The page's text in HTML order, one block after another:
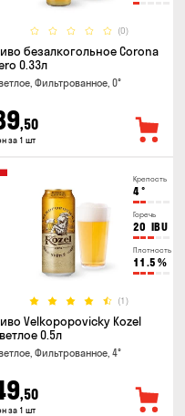
(0)
безалкогольное Corona
0.33л
Фильтрованное, 0°
,50
за 1 шт
Крепость
4°
Горечь
20 IBU
Плотность
11.5 %
(1)
Velkopopovicky Kozel
0.5л
Фильтрованное, 4°
,50
за 1 шт